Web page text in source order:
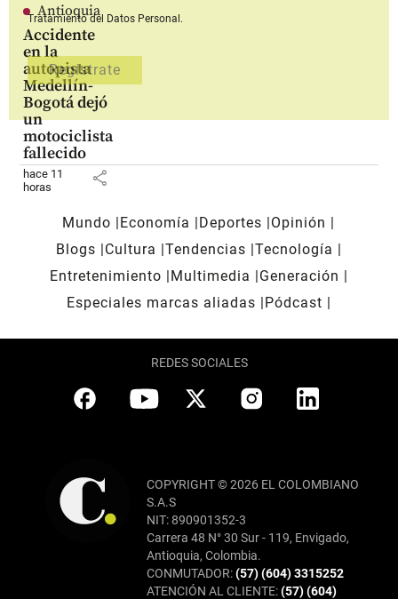
Antioquia
Accidente
en la
autopista
Medellín-
Bogotá dejó
un
motociclista
fallecido
hace 11
horas
share
Tratamiento del Datos Personal.
Mundo Economía Deportes
Opinión
Blogs
Cultura Tendencias Tecnología
Entretenimiento
Multimedia
Generación
Especiales marcas aliadas
Pódcast
REDES SOCIALES
COPYRIGHT © 2026 EL COLOMBIANO
S.A.S
NIT: 890901352-3
Carrera 48 N° 30 Sur - 119, Envigado,
Antioquia, Colombia.
CONMUTADOR:(57) (604) 3315252
ATENCIÓN AL CLIENTE:(57) (604)